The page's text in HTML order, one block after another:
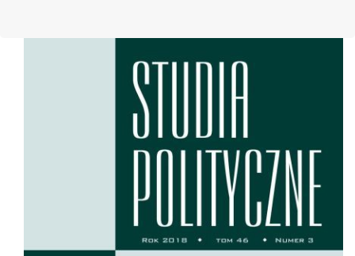
Cover image